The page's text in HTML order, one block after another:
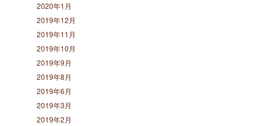
2020年1月
2019年12月
2019年11月
2019年10月
2019年9月
2019年8月
2019年6月
2019年3月
2019年2月